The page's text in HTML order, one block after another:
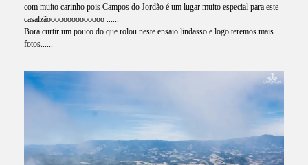
com muito carinho pois Campos do Jordão é um lugar muito especial para este
casalzãoooooooooooooo ......
Bora curtir um pouco do que rolou neste ensaio lindasso e logo teremos mais
fotos......